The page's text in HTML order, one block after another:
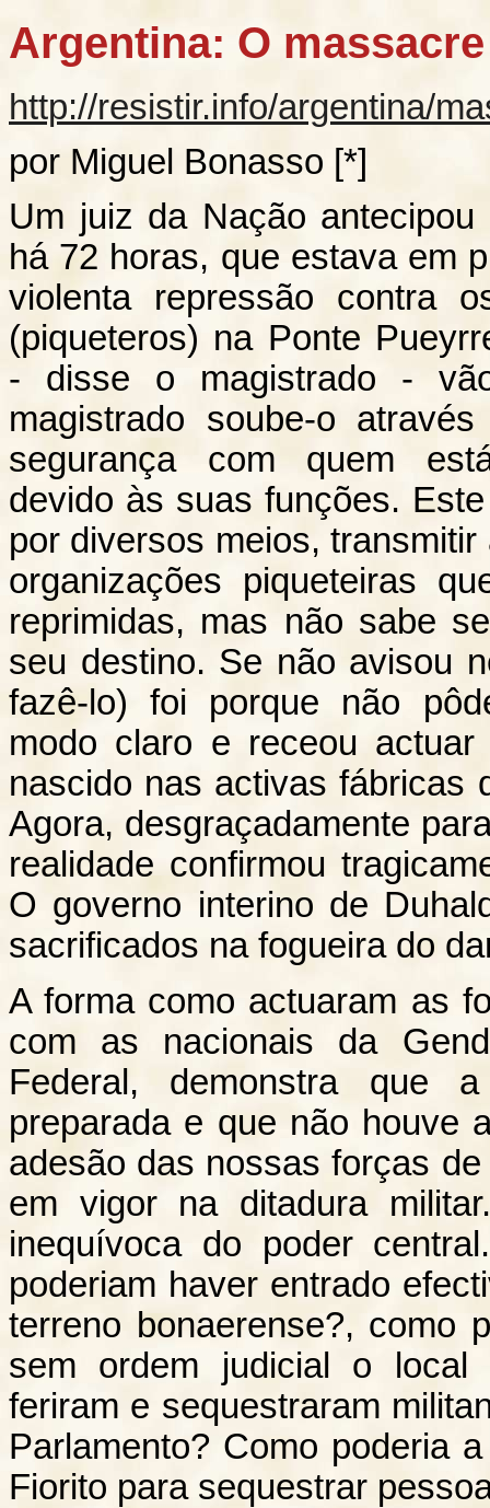
Argentina: O
http://resistir.info/argentina/
por Miguel Bonasso [*]
Um juiz da Nação
há 72 horas, que estava em
violenta repressão contra
(piqueteros) na Ponte
- disse o magistrado -
magistrado soube-o
segurança com quem
devido às suas funções.
por diversos meios,
organizações piqueteiras
reprimidas, mas não sabe
seu destino. Se não avisou
fazê-lo) foi porque não
modo claro e receou
nascido nas activas fábricas
Agora, desgraçadamente
realidade confirmou
O governo interino de
sacrificados na fogueira do
A forma como actuaram as
com as nacionais da
Federal, demonstra que
preparada e que não houve
adesão das nossas forças
em vigor na ditadura
inequívoca do poder
poderiam haver entrado
terreno bonaerense?, como
sem ordem judicial o
feriram e sequestraram
Parlamento? Como poderia
Fiorito para sequestrar